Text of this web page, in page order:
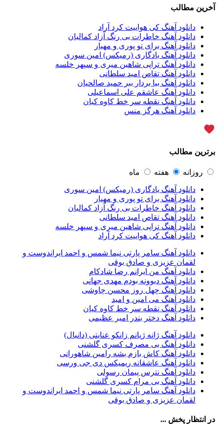
فریدون آسرایی
محسن ابراهیم زاده
سامان جلیلی
حجت اشرف زاده54
پازل بند54
بهنام علمشاهی54
امید جهان52
علی عبدالمالکی50
احسان خواجه امیری50
محمد علیزاده50
محسن یاحقی46
علیرضا قربانی45
ماکان بند45
عماد طالب زاده
مسعود صادقلو42
مهدی جهانی39
احمد سعیدی39
امین فیاض39
حامد همایون38
بهنام صفوی38
شادمهر عقیلی37
36
راغب36
رضا شیری36
علی زند وکیلی35
علی عباسی33
علی زارعی33
علی ارشدی33
سینا شعبانخانی32
سیامک عباسی32
حمید هیراد
32
شهرام شکوهی32
امین رستمی31
احمد صفایی31
یاسر محمودی31
امو بند31
حجت درولی31
سینا سرلک31
رضایا31
آخرین مطالب
دانلود آهنگ کی هواییت کرد آراد
دانلود آهنگ خاطرات بی رنگ آزاد کمالیان
دانلود آهنگ برای تو پوری و مهیار
دانلود آهنگ یادگاری (رمیکس) امین سوری
دانلود آهنگ تراپی شاهین میری و سپهر خلسه
دانلود آهنگ تقاص امید سلطانی
دانلود آهنگ بیا بردار ببر حمید صالحیان
دانلود آهنگ عاشقم علی اسماعیلی
دانلود آهنگ نقطه سر خط کاوه کیان
دانلود آهنگ هرگز منس
برترین مطالب
روزانه هفته ماه
دانلود آهنگ یادگاری (رمیکس) امین سوری
دانلود آهنگ برای تو پوری و مهیار
دانلود آهنگ خاطرات بی رنگ آزاد کمالیان
دانلود آهنگ تقاص امید سلطانی
دانلود آهنگ تراپی شاهین میری و سپهر خلسه
دانلود آهنگ کی هواییت کرد آراد
دانلود آهنگ سامر پارتی نیما شمس و احمد ایراندوست و
لقمان عزیزی و صادق بوقی
دانلود آهنگ من ایرانم رضا شادکام
دانلود آهنگ دیوونه بودم مهدی جهانی
دانلود آهنگ چهل روز محسن چاوشی
دانلود آهنگ می امین و امید
دانلود آهنگ نقطه سر خط کاوه کیان
دانلود آهنگ دختر بندر امیر عظیمی
دانلود آهنگ ژانه ژیانم زانکو عنایتی (دانیال)
دانلود آهنگ بی مصرف کسری گلشنی
دانلود آهنگ کاش بازم بشه رامین شاهورانی
دانلود آهنگ عاشقانه ریمیکس دی جی ورسی
دانلود آهنگ نترس پیمان رسولی
دانلود آهنگ بی مرام کسری گلشنی
دانلود آهنگ سامر پارتی نیما شمس و احمد ایراندوست و
لقمان عزیزی و صادق بوقی
در انتظار پخش ...